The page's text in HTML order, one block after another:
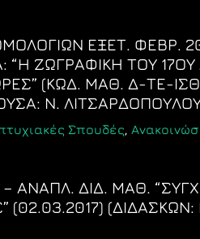
ΕΞΕΤ. ΦΕΒΡ.
ΖΩΓΡΑΦΙΚΗ ΤΟΥ 17ΟΥ
(ΚΩΔ. ΜΑΘ. Δ-ΤΕ-
Ν.
Σπουδές,
ΑΝΑΠΛ. ΔΙΔ. ΜΑΘ.
(02.03.2017) (ΔΙΔΑΣΚΩΝ: